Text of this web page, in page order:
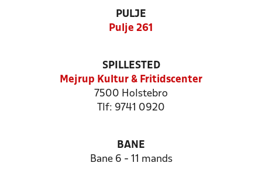
PULJE
Pulje 261
SPILLESTED
Mejrup Kultur & Fritidscenter
7500 Holstebro
Tlf: 9741 0920
BANE
Bane 6 - 11 mands